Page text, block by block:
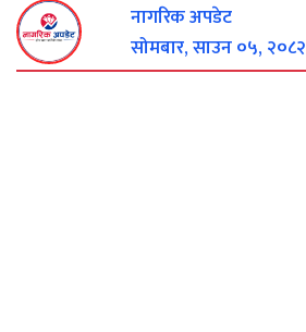
नागरिक अपडेट
सोमबार, साउन ०५, २०८२